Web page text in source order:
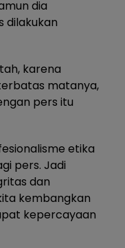
dia
dilakukan
karena
matanya,
pers itu
etika
pers. Jadi
dan
kembangkan
kepercayaan